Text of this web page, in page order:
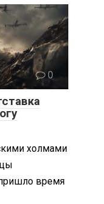
0
холмами
время